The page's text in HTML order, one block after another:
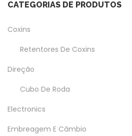
CATEGORIAS DE PRODUTOS
Coxins
Retentores De Coxins
Direção
Cubo De Roda
Electronics
Embreagem E Câmbio